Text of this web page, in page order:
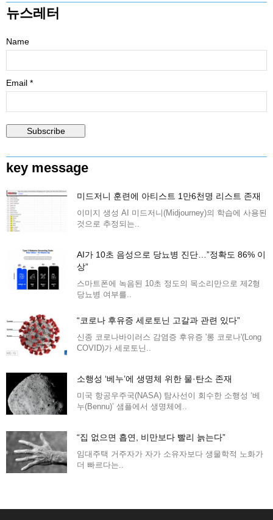
뉴스레터
Name
Email *
key message
미드저니 훈련에 아티스트 1만6천명 리스트 존재
이미지 생성 AI 미드저니(Midjourney)의 학습에 사용된
것으로 추정되는..
AI가 10초 음성으로 당뇨병 진단…”정확도 86% 이
상”
스마트폰에 녹음된 10초 정도의 목소리만으로 제2형
당뇨병 여부를..
“코로나 후유증 세로토닌 고갈과 관련 있다”
신종 코로나바이러스 감염증 후유증 '롱 코로나'(Long
COVID)가 세로토닌..
소행성 ‘베누’에 생명체 위한 물·탄소 존재
미국 항공우주국(NASA) 탐사선이 회수한 소행성 ‘베
누(Bennu)’ 샘플에서 생명체에..
“집 없으면 흡연, 비만보다 빨리 늙는다”
임대주택 거주자가 자가 소유자보다 생물학적 노화가
더 빠르다는..